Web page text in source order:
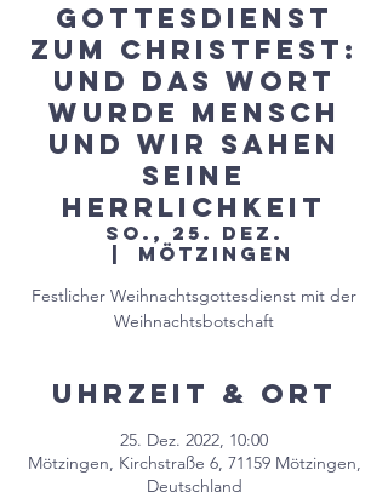
Gottesdienst
zum Christfest:
Und das Wort
wurde Mensch
und wir sahen
seine
Herrlichkeit
So., 25. Dez.
Mötzingen
Festlicher Weihnachtsgottesdienst mit der
Weihnachtsbotschaft
Uhrzeit & Ort
25. Dez. 2022, 10:00
Mötzingen, Kirchstraße 6, 71159 Mötzingen,
Deutschland